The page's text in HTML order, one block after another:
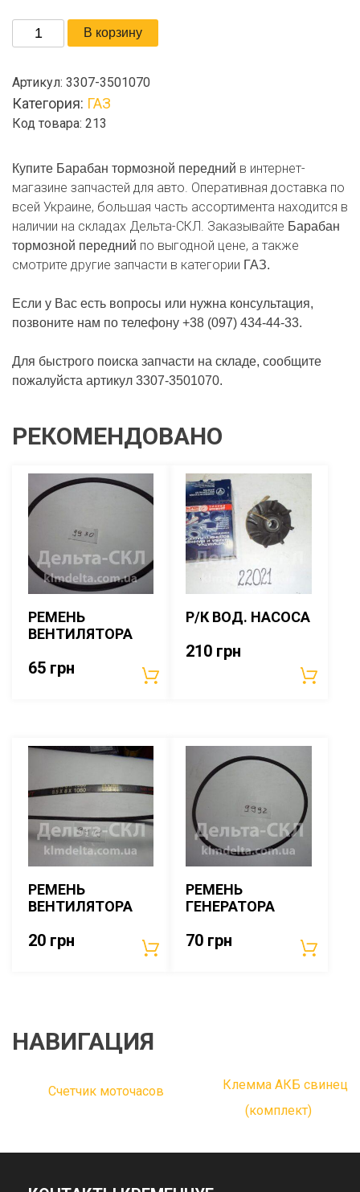
Количество
товара
тормозной
передний
В корзину
Артикул: 3307-3501070
Категория: ГАЗ
Код товара: 213
Купите Барабан тормозной передний в интернет-
магазине запчастей для авто. Оперативная доставка по
всей Украине, большая часть ассортимента находится в
наличии на складах Дельта-СКЛ. Заказывайте Барабан
тормозной передний по выгодной цене, а также
смотрите другие запчасти в категории ГАЗ.
Если у Вас есть вопросы или нужна консультация,
позвоните нам по телефону +38 (097) 434-44-33.
Для быстрого поиска запчасти на складе, сообщите
пожалуйста артикул 3307-3501070.
РЕКОМЕНДОВАНО
РЕМЕНЬ
ВЕНТИЛЯТОРА
65 грн
Р/К ВОД. НАСОСА
210 грн
РЕМЕНЬ
ВЕНТИЛЯТОРА
20 грн
РЕМЕНЬ
ГЕНЕРАТОРА
70 грн
НАВИГАЦИЯ
Счетчик моточасов
Клемма АКБ свинец
(комплект)